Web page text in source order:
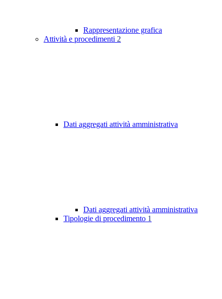
Rappresentazione grafica
Attività e procedimenti 2
Dati aggregati attività amministrativa
Dati aggregati attività amministrativa
Tipologie di procedimento 1